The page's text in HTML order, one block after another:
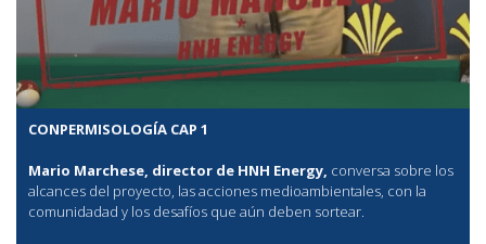
CONPERMISOLOGÍA CAP 1
Mario Marchese, director de HNH Energy, conversa sobre los
alcances del proyecto, las acciones medioambientales, con la
comunidadad y los desafíos que aún deben sortear.